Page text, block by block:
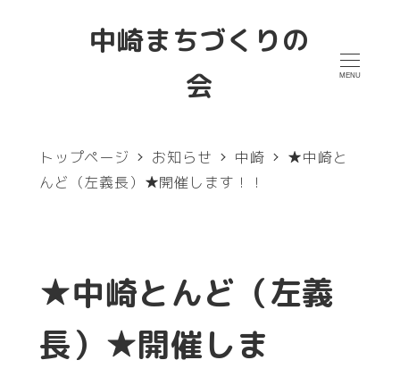
中崎まちづくりの
会
MENU
トップページ お知らせ 中崎
★中崎と
んど（左義長）★開催します！！
★中崎とんど（左義
長）★開催しま